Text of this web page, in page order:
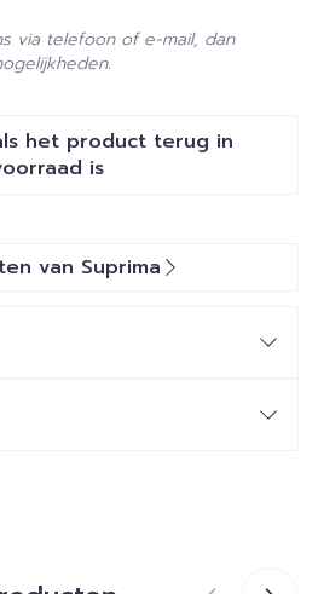
het product terug in
is
via telefoon of e-mail, dan
van Suprima